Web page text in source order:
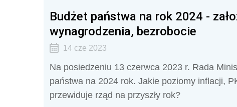
Budżet państwa na rok 2024 -
wynagrodzenia, bezrobocie
14 cze 2023
Na posiedzeniu 13 czerwca 2023 r. Rada
państwa na 2024 rok. Jakie poziomy inflacji,
przewiduje rząd na przyszły rok?